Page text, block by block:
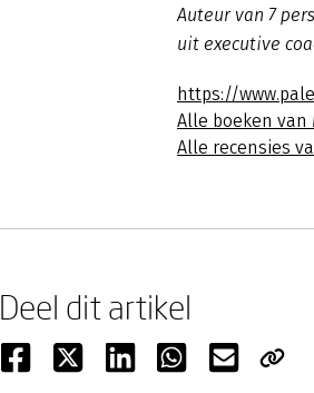
Auteur van 7
uit executive
https://
Alle boeken van
Alle recensies
Deel dit artikel